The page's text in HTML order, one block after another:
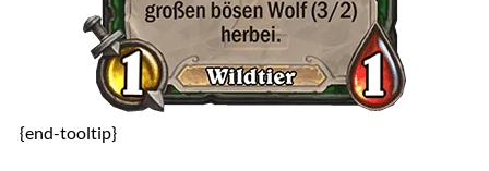
{end-tooltip}